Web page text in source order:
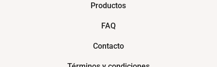
Productos
FAQ
Contacto